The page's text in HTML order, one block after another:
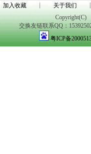
加入收藏 关于我们
Copyright(C)
交换友链联系QQ：
粤ICP备